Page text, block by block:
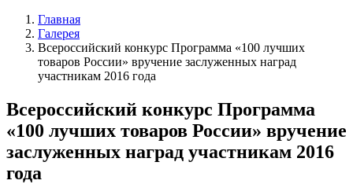
Главная
Галерея
Всероссийский конкурс Программа «100 лучших
товаров России» вручение заслуженных наград
участникам 2016 года
Всероссийский конкурс Программа
«100 лучших товаров России» вручение
заслуженных наград участникам 2016
года